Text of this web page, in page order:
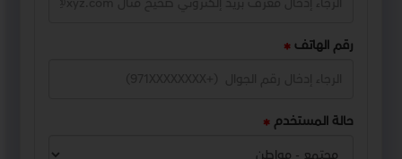
رقم الهاتف
حالة المستخدم